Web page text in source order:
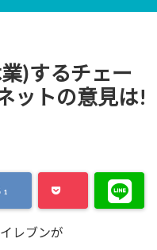
)するチェー
ットの意見は!
1
レブンが